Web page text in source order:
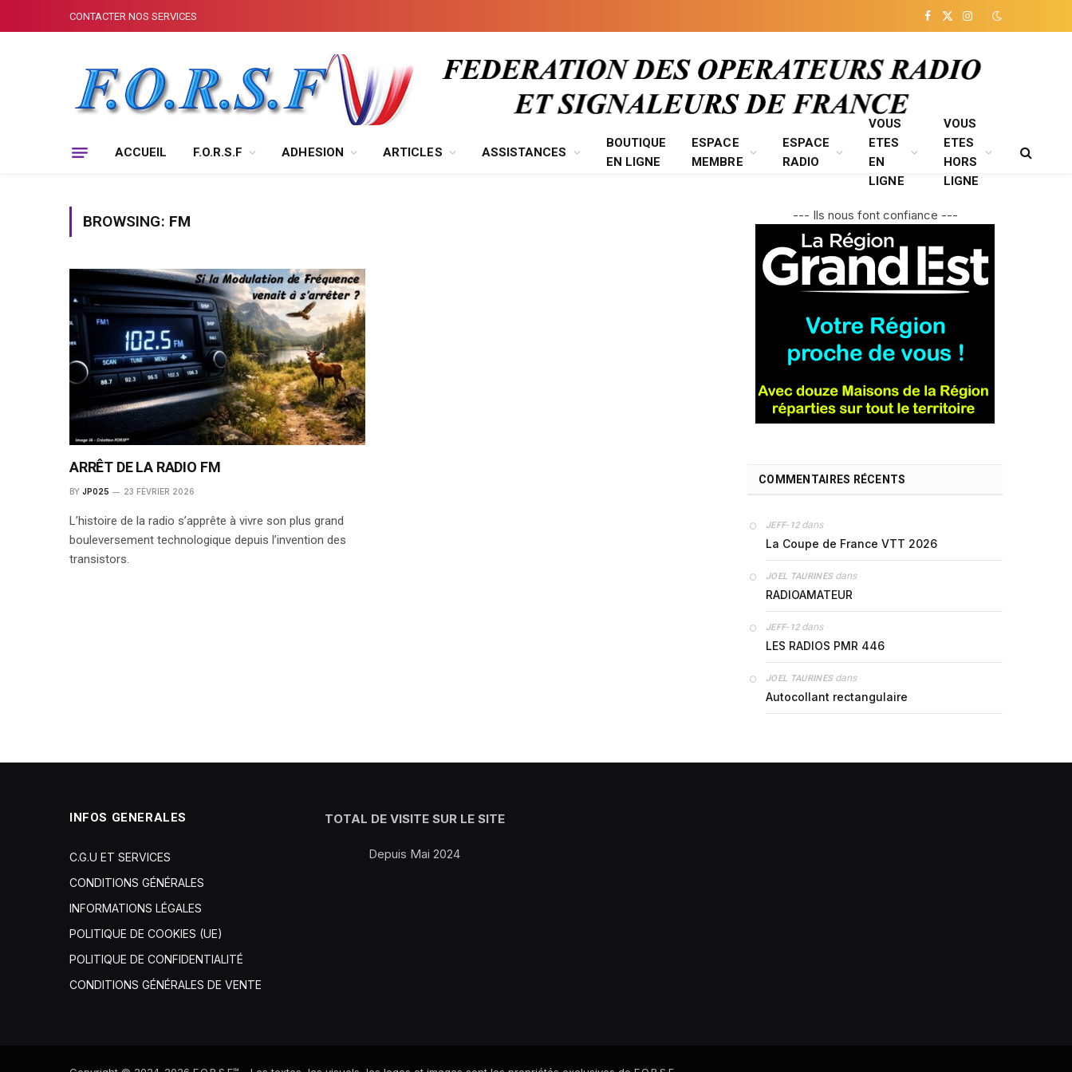
CONTACTER NOS SERVICES
Facebook
X
Instagram
ACCUEIL F.O.R.S.F ADHESION ARTICLES ASSISTANCES
BOUTIQUE
EN LIGNE
ESPACE
MEMBRE
ESPACE
RADIO
VOUS
ETES
EN
LIGNE
VOUS
ETES
HORS
LIGNE
BROWSING: FM
ARRÊT DE LA RADIO FM
BY JP025 23 FÉVRIER 2026
L’histoire de la radio s’apprête à vivre son plus grand
bouleversement technologique depuis l’invention des
transistors.
--- Ils nous font confiance ---
COMMENTAIRES RÉCENTS
JEFF-12dans
La Coupe de France VTT 2026
JOEL TAURINESdans
RADIOAMATEUR
JEFF-12dans
LES RADIOS PMR 446
JOEL TAURINESdans
Autocollant rectangulaire
INFOS GENERALES
C.G.U ET SERVICES
CONDITIONS GÉNÉRALES
INFORMATIONS LÉGALES
POLITIQUE DE COOKIES (UE)
POLITIQUE DE CONFIDENTIALITÉ
CONDITIONS GÉNÉRALES DE VENTE
TOTAL DE VISITE SUR LE SITE
Depuis Mai 2024